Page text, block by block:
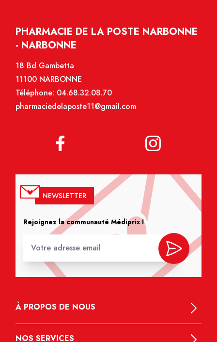
PHARMACIE DE LA POSTE NARBONNE
- NARBONNE
18 Bd Gambetta
11100 NARBONNE
Téléphone: 04.68.32.08.70
pharmaciedelaposte11@gmail.com
NEWSLETTER
Rejoignez la communauté Médiprix !
À PROPOS DE NOUS
NOS SERVICES